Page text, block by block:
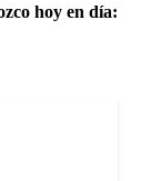
hoy en día: